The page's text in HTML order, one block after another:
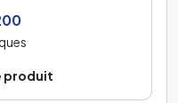
produit